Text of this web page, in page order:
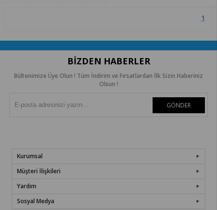
1
BIZDEN HABERLER
Bültenimize Üye Olun ! Tüm İndirim ve Fırsatlardan İlk Sizin Haberiniz
Olsun !
GÖNDER
Kurumsal
Müşteri İlişkileri
Yardım
Sosyal Medya